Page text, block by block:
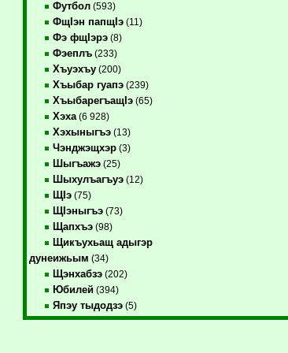
Футбол(593)
ФщIэн папщIэ(11)
Фэ фщIэрэ(8)
Фэеплъ(233)
Хъуэхъу(200)
Хъыбар гуапэ(239)
ХъыбарегъащIэ(65)
Хэха(6 928)
Хэхыныгъэ(13)
Чэнджэщхэр(3)
Шыгъажэ(25)
Шыхулъагъуэ(12)
ЩIэ(75)
ЩIэныгъэ(73)
Щапхъэ(98)
Щикъухьащ адыгэр
дунеижьым (34)
Щэнхабзэ(202)
Юбилей(394)
Япэу тыдодзэ(5)